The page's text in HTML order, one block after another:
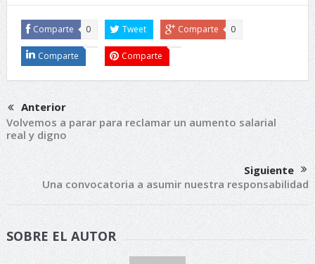
Comparte 0 Tweet Comparte 0
Comparte Comparte
Anterior
Volvemos a parar para reclamar un aumento salarial
real y digno
Siguiente
Una convocatoria a asumir nuestra responsabilidad
SOBRE EL AUTOR